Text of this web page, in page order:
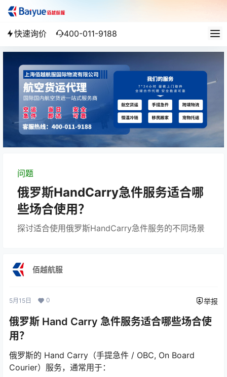
快速询价 400-011-9188
问题
俄罗斯HandCarry急件服务适合哪
些场合使用？
探讨适合使用俄罗斯HandCarry急件服务的不同场景
佰越航服
5月15日 0 举报
俄罗斯 Hand Carry 急件服务适合哪些场合使
用？
俄罗斯的 Hand Carry（手提急件 / OBC, On Board
Courier）服务，通常用于：